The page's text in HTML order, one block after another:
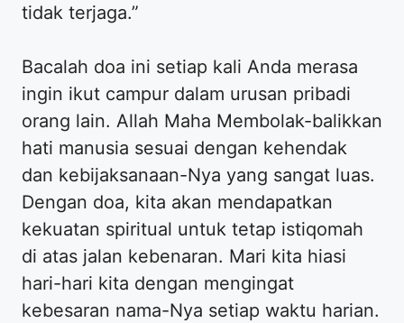
tidak terjaga.”
Bacalah doa ini setiap kali Anda merasa
ingin ikut campur dalam urusan pribadi
orang lain. Allah Maha Membolak-balikkan
hati manusia sesuai dengan kehendak
dan kebijaksanaan-Nya yang sangat luas.
Dengan doa, kita akan mendapatkan
kekuatan spiritual untuk tetap istiqomah
di atas jalan kebenaran. Mari kita hiasi
hari-hari kita dengan mengingat
kebesaran nama-Nya setiap waktu harian.